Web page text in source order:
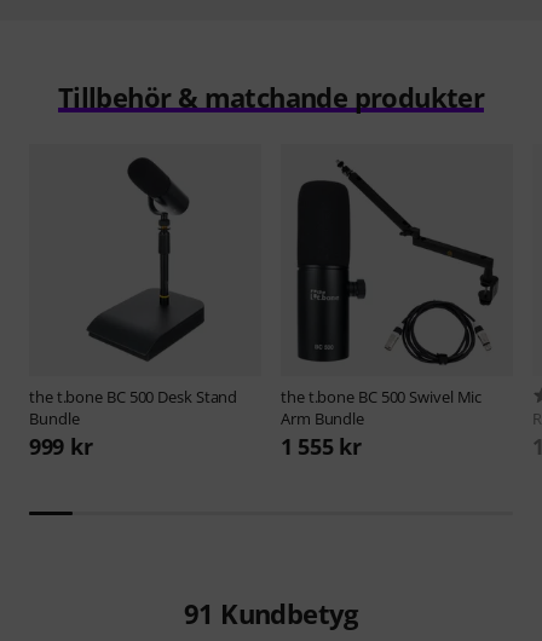
Tillbehör & matchande produkter
the t.bone BC 500 Desk Stand
Bundle
999 kr
the t.bone BC 500 Swivel Mic
Arm Bundle
1 555 kr
91 Kundbetyg